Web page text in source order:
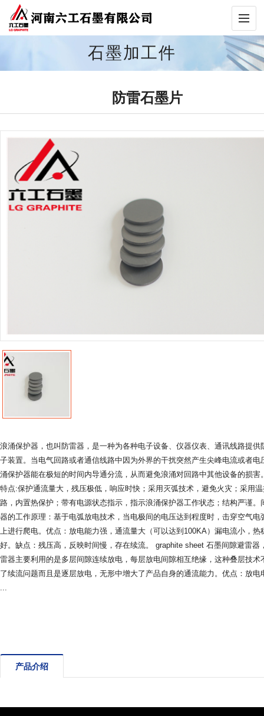
石墨加工件
防雷石墨片
浪涌保护器，也叫防雷器，是一种为各种电子设备、仪器仪表、通讯线路提供
子装置。当电气回路或者通信线路中因为外界的干扰突然产生尖峰电流或者电
涌保护器能在极短的时间内导通分流，从而避免浪涌对回路中其他设备的损害
特点:保护通流量大，残压极低，响应时快；采用灭弧技术，避免火灾；采用
路，内置热保护；带有电源状态指示，指示浪涌保护器工作状态；结构严谨。
器的工作原理：基于电弧放电技术，当电极间的电压达到程度时，击穿空气电
上进行爬电。优点：放电能力强，通流量大（可以达到100KA）漏电流小，热
好。缺点：残压高，反映时间慢，存在续流。 graphite sheet 石墨间隙避雷器
雷器主要利用的是多层间隙连续放电，每层放电间隙相互绝缘，这种叠层技术
了续流问题而且是逐层放电，无形中增大了产品自身的通流能力。优点：放电
...
产品介绍